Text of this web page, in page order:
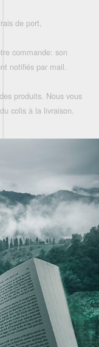
de port,
commande: son
notifiés par mail.
produits. Nous vous
colis à la livraison.